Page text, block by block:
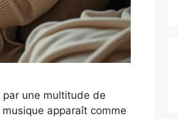
une multitude de
apparaît comme